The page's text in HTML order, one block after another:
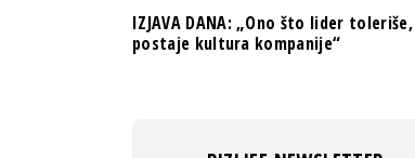
IZJAVA DANA: „Ono što lider
postaje kultura kompanije“